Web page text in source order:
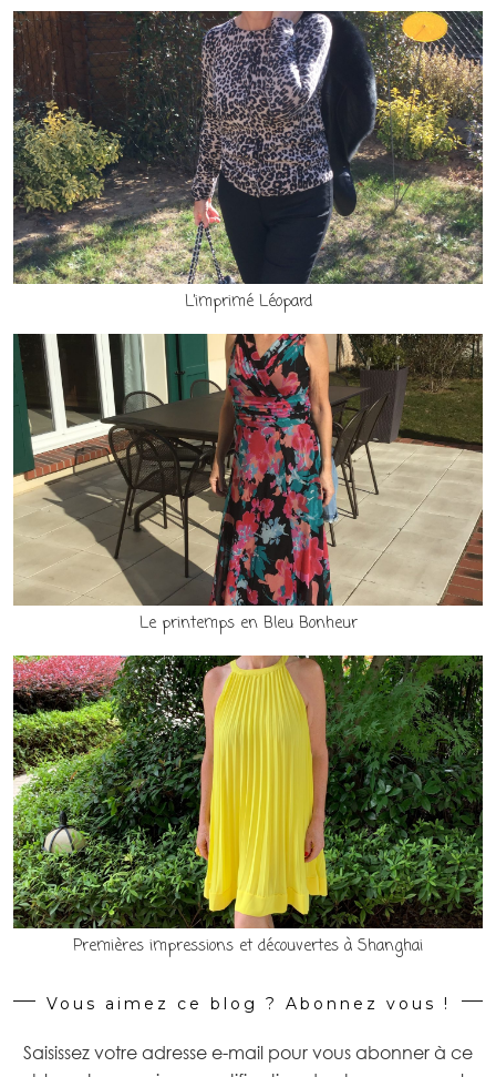
L’imprimé Léopard
Le printemps en Bleu Bonheur
Premières impressions et découvertes à Shanghai
Vous aimez ce blog ? Abonnez vous !
Saisissez votre adresse e-mail pour vous abonner à ce